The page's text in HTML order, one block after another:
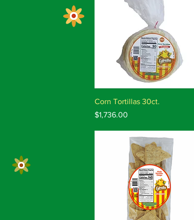
Vista rápida
Corn Tortillas 30ct.
Precio
$1,736.00